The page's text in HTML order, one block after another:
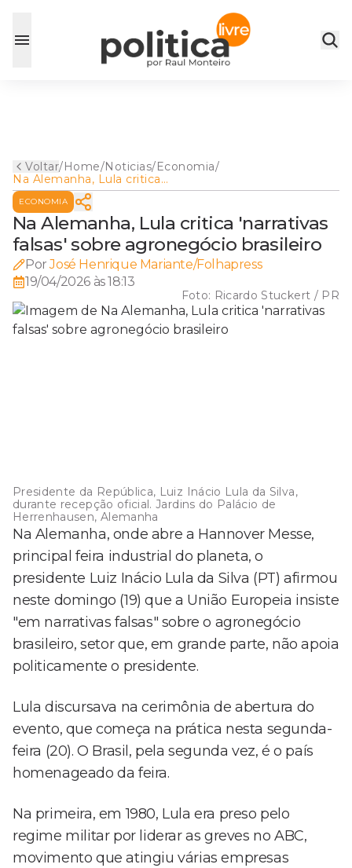
Voltar/Home/Noticias/Economia/
Na Alemanha, Lula critica
'narrativas falsas' sobre
agronegócio brasileiro
ECONOMIA
Na Alemanha, Lula critica 'narrativas
falsas' sobre agronegócio brasileiro
Por José Henrique Mariante/Folhapress
19/04/2026 às 18:13
Foto: Ricardo Stuckert / PR
Presidente da República, Luiz Inácio Lula da Silva,
durante recepção oficial. Jardins do Palácio de
Herrenhausen, Alemanha
Na Alemanha, onde abre a Hannover Messe,
principal feira industrial do planeta, o
presidente Luiz Inácio Lula da Silva (PT) afirmou
neste domingo (19) que a União Europeia insiste
"em narrativas falsas" sobre o agronegócio
brasileiro, setor que, em grande parte, não apoia
politicamente o presidente.
Lula discursava na cerimônia de abertura do
evento, que começa na prática nesta segunda-
feira (20). O Brasil, pela segunda vez, é o país
homenageado da feira.
Na primeira, em 1980, Lula era preso pelo
regime militar por liderar as greves no ABC,
movimento que atingiu várias empresas